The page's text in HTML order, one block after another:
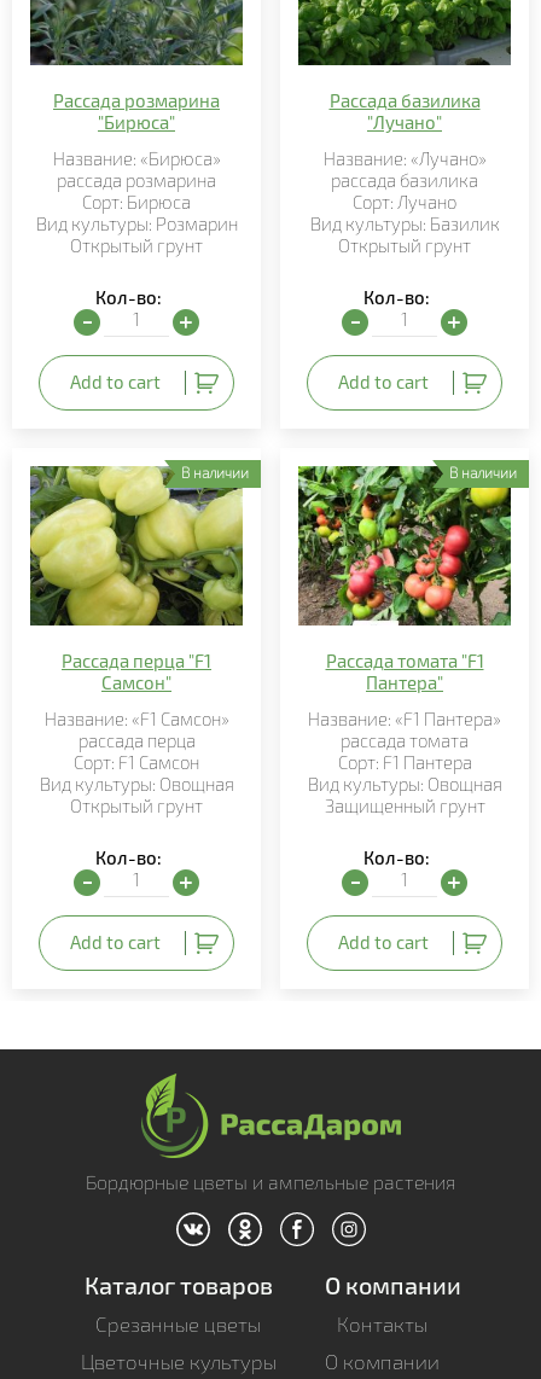
Рассада розмарина
"Бирюса"
Название: «Бирюса»
рассада розмарина
Сорт: Бирюса
Вид культуры: Розмарин
Открытый грунт
Кол-во:
Рассада розмарина "Бирюса" quantity
Add to cart
Рассада базилика
"Лучано"
Название: «Лучано»
рассада базилика
Сорт: Лучано
Вид культуры: Базилик
Открытый грунт
Кол-во:
Рассада базилика
Add to cart
В наличии
Рассада перца "F1
Самсон"
Название: «F1 Самсон»
рассада перца
Сорт: F1 Самсон
Вид культуры: Овощная
Открытый грунт
Кол-во:
Рассада перца "F1 Самсон" quantity
Add to cart
В наличии
Рассада томата "F1
Пантера"
Название: «F1 Пантера»
рассада томата
Сорт: F1 Пантера
Вид культуры: Овощная
Защищенный грунт
Кол-во:
Рассада томата "F1
Add to cart
Бордюрные цветы и ампельные растения
Каталог товаров
Срезанные цветы
Цветочные культуры
О компании
Контакты
О компании